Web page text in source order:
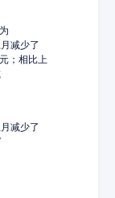
减少了
；相比上
减少了